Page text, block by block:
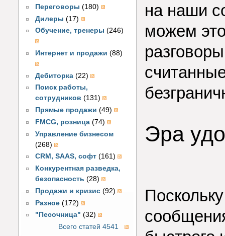
Переговоры (180)
Дилеры (17)
Обучение, тренеры (246)
Интернет и продажи (88)
Дебиторка (22)
Поиск работы,
сотрудников (131)
Прямые продажи (49)
FMCG, розница (74)
Управление бизнесом
(268)
CRM, SAAS, софт (161)
Конкурентная разведка,
безопасность (28)
Продажи и кризис (92)
Разное (172)
"Песочница" (32)
Всего статей 4541
на наши
можем
Эра